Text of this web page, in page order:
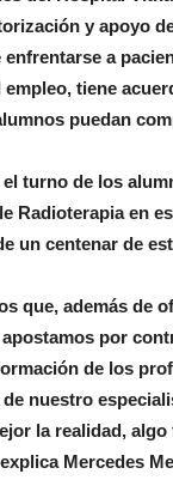
y apoyo
a
tiene
puedan
turno de los
Radioterapia en
un centenar de
que, además de
por
de los
nuestro
la realidad,
Mercedes